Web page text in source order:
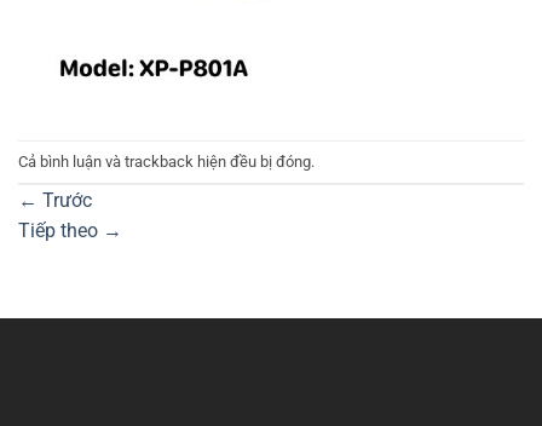
Cả bình luận và trackback hiện đều bị đóng.
← Trước
Tiếp theo →